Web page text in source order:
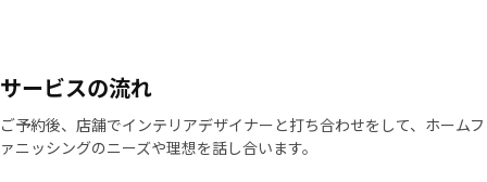
サービスの流れ
ご予約後、店舗でインテリアデザイナーと打ち合わせをして、ホームフ
ァニッシングのニーズや理想を話し合います。